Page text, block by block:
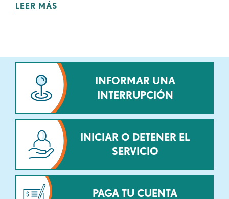
LEER MÁS
INFORMAR UNA
INTERRUPCIÓN
INICIAR O DETENER EL
SERVICIO
PAGA TU CUENTA